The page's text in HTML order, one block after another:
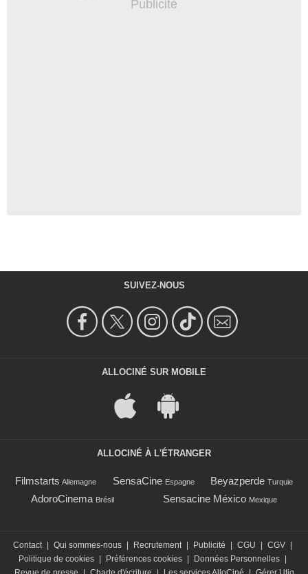
SUIVEZ-NOUS
ALLOCINÉ SUR MOBILE
ALLOCINÉ À L'ÉTRANGER
Filmstarts Allemagne SensaCine Espagne Beyazperde Turquie
AdoroCinema Brésil Sensacine México Mexique
Contact Qui sommes-nous Recrutement Publicité CGU CGV
Politique de cookies
Préférences cookies Données Personnelles